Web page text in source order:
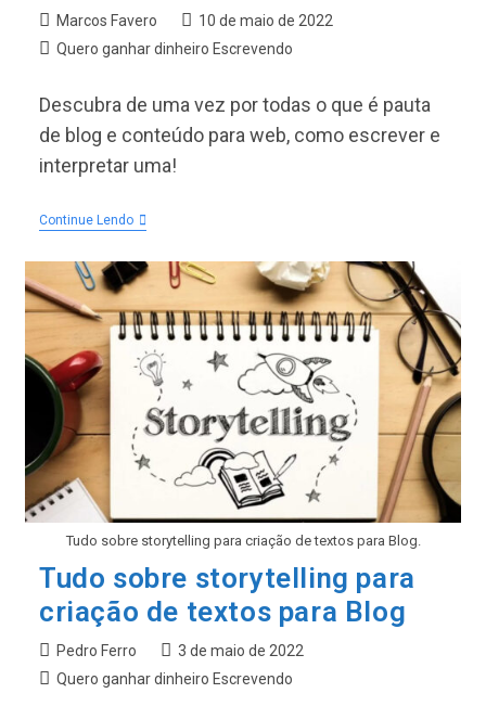
Autor
do
Marcos Favero
Post
publicado:
10 de maio de 2022
Categoria
post:
Quero ganhar dinheiro Escrevendo
Descubra de uma vez por todas o que é pauta
de blog e conteúdo para web, como escrever e
interpretar uma!
Continue LendoO
Pauta?
Como
Criar
Pauta?
Como
Escrever
Pauta
Blog?
Tudo sobre storytelling para criação de textos para Blog.
Tudo sobre storytelling para
criação de textos para Blog
Autor
do
Pedro Ferro
Post
publicado:
3 de maio de 2022
Categoria
Quero ganhar dinheiro Escrevendo